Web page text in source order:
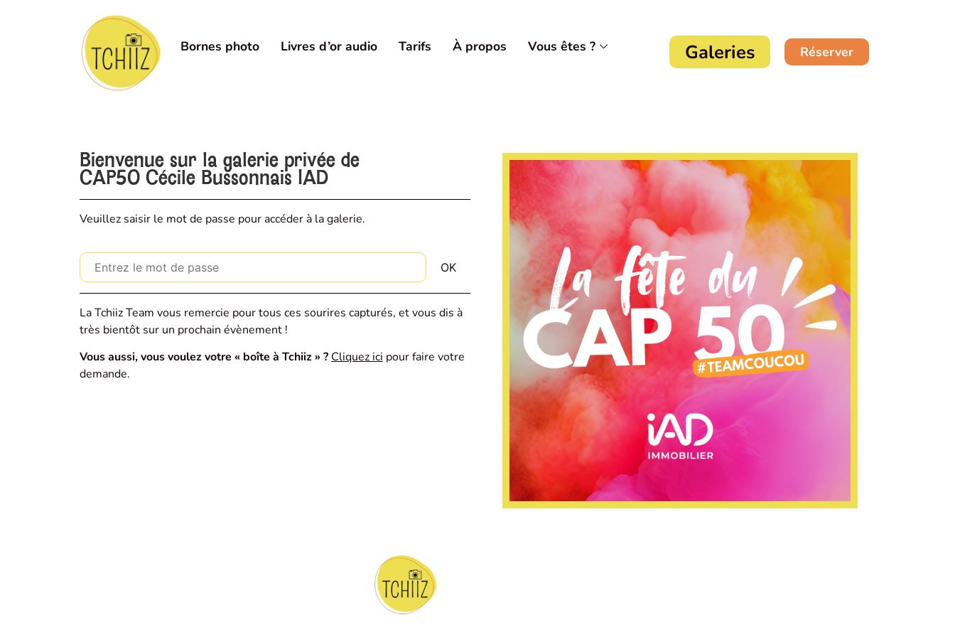
Bornes photo Livres d’or audio Tarifs À propos Vous êtes ? Galeries Réserver
Bienvenue sur la galerie privée de
CAP50 Cécile Bussonnais IAD
Veuillez saisir le mot de passe pour accéder à la galerie.
La Tchiiz Team vous remercie pour tous ces sourires capturés, et vous dis à
très bientôt sur un prochain évènement !
Vous aussi, vous voulez votre « boîte à Tchiiz » ? Cliquez ici pour faire votre
demande.